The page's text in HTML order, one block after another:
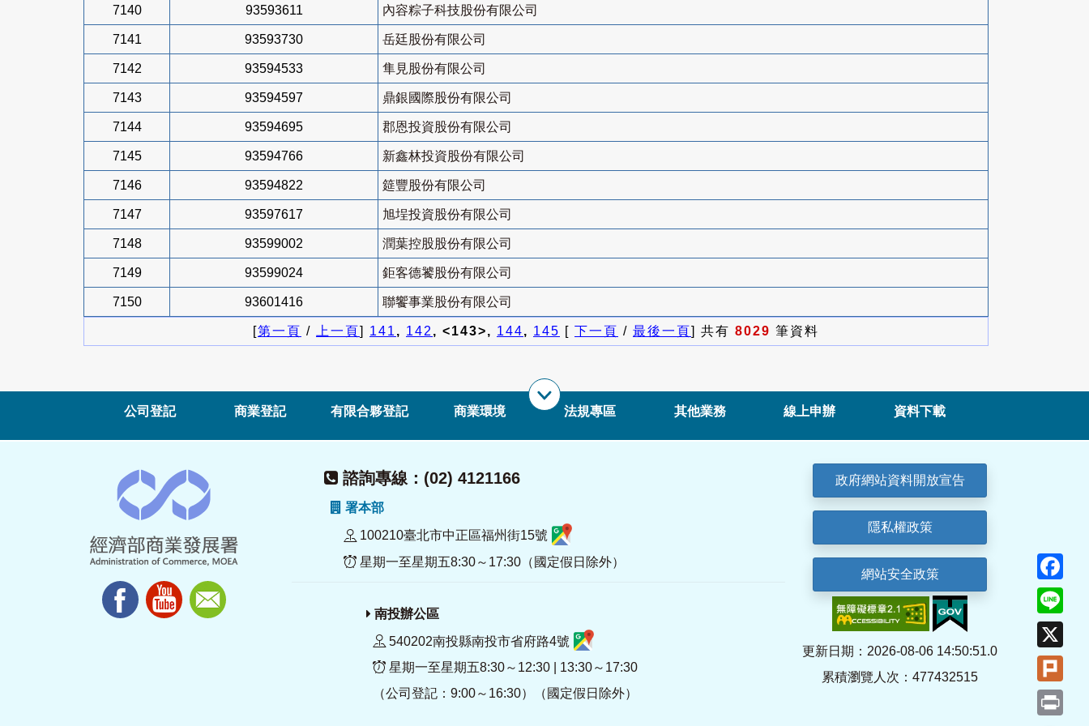
7140 93593611 內容粽子科技股份有限公司
7141 93593730 岳廷股份有限公司
7142 93594533 隼見股份有限公司
7143 93594597 鼎銀國際股份有限公司
7144 93594695 郡恩投資股份有限公司
7145 93594766 新鑫林投資股份有限公司
7146 93594822 筵豐股份有限公司
7147 93597617 旭埕投資股份有限公司
7148 93599002 潤葉控股股份有限公司
7149 93599024 鉅客德饕股份有限公司
7150 93601416 聯饗事業股份有限公司
[第一頁 / 上一頁] 141, 142, <143>, 144, 145 [ 下一頁 / 最後一頁] 共有 8029 筆資料
公司登記 商業登記 有限合夥登記 商業環境 法規專區 其他業務 線上申辦 資料下載
諮詢專線：(02) 4121166
署本部
100210臺北市中正區福州街15號
星期一至星期五8:30～17:30（國定假日除外）
南投辦公區
540202南投縣南投市省府路4號
星期一至星期五8:30～12:30 | 13:30～17:30
（公司登記：9:00～16:30）（國定假日除外）
政府網站資料開放宣告
隱私權政策
網站安全政策
更新日期：2026-08-06 14:50:51.0
累積瀏覽人次：477432515